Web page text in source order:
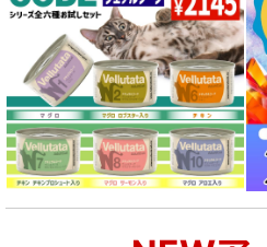
シニア犬用フード for DOG
食物アレルギー対応 ドッグフード
腎臓ケア対応ドッグフード